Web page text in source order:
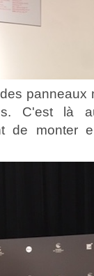
panneaux
C'est là
de monter